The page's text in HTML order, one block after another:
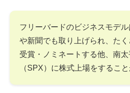
フリーバードのビジネスモデ
や新聞でも取り上げられ、た
受賞・ノミネートする他、南
（SPX）に株式上場をすること